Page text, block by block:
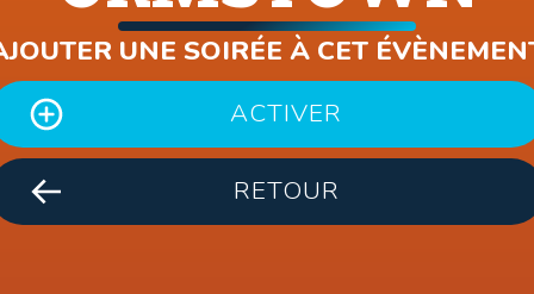
UNE SOIRÉE À CET
ACTIVER
RETOUR